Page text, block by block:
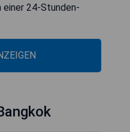
einer 24-Stunden-